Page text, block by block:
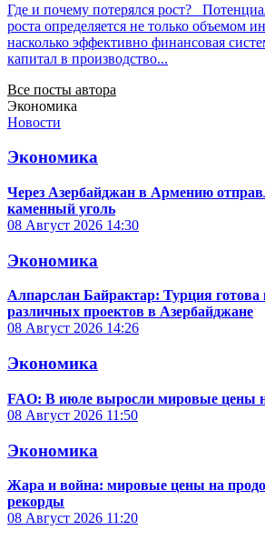
Где и почему потерялся рост?
роста определяется не только объемом
насколько эффективно финансовая
капитал в производство...
Все посты автора
Экономика
Новости
Экономика
Через Азербайджан в Армению
каменный уголь
08 Август 2026 14:30
Экономика
Алпарслан Байрактар: Турция готова
различных проектов в Азербайджане
08 Август 2026 14:26
Экономика
FAO: В июле выросли мировые цены
08 Август 2026 11:50
Экономика
Жара и война: мировые цены на
рекорды
08 Август 2026 11:20